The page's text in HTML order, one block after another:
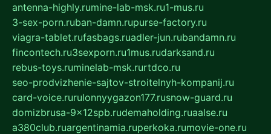
antenna-highly.rumine-lab-msk.ru1-mus.ru
3-sex-porn.ruban-damn.rupurse-factory.ru
viagra-tablet.rufasbags.ruadler-jun.rubandamn.ru
fincontech.ru3sexporn.ru1mus.rudarksand.ru
rebus-toys.ruminelab-msk.rurtdco.ru
seo-prodvizhenie-sajtov-stroitelnyh-kompanij.ru
card-voice.rurulonnyygazon177.rusnow-guard.ru
domizbrusa-9x12spb.rudemaholding.ruaalse.ru
a380club.ruargentinamia.ruperkoka.rumovie-one.ru